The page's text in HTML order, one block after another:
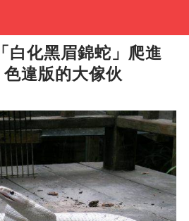
白化黑眉錦蛇」爬進
違版的大傢伙